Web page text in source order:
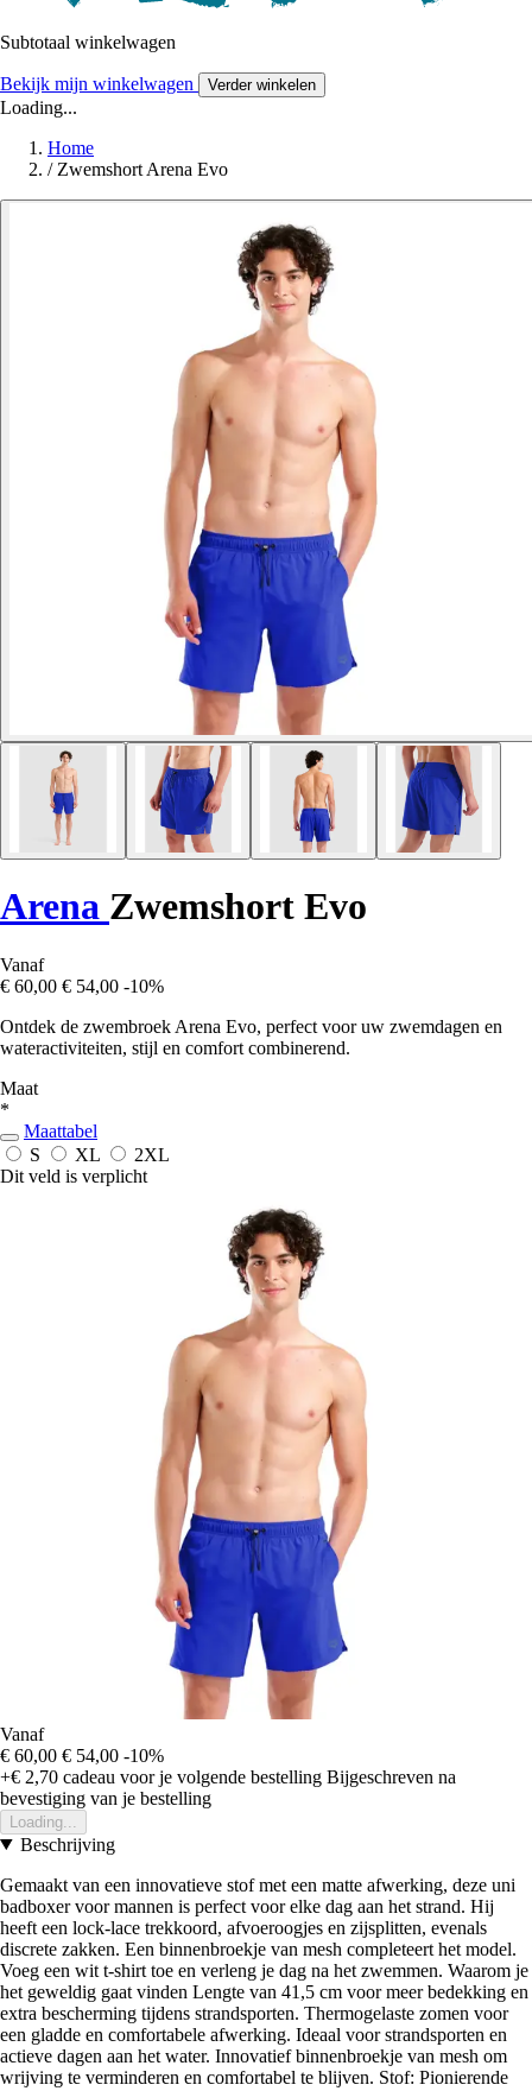
Subtotaal winkelwagen
Bekijk mijn winkelwagen Verder winkelen
Loading...
Home
/ Zwemshort Arena Evo
Arena Zwemshort Evo
Vanaf
€ 60,00 € 54,00 -10%
Ontdek de zwembroek Arena Evo, perfect voor uw zwemdagen en
wateractiviteiten, stijl en comfort combinerend.
Maat
*
Maattabel
S
XL
2XL
Dit veld is verplicht
Vanaf
€ 60,00 € 54,00 -10%
+€ 2,70 cadeau voor je volgende bestelling Bijgeschreven na
bevestiging van je bestelling
Loading...
Beschrijving
Gemaakt van een innovatieve stof met een matte afwerking, deze uni
badboxer voor mannen is perfect voor elke dag aan het strand. Hij
heeft een lock-lace trekkoord, afvoeroogjes en zijsplitten, evenals
discrete zakken. Een binnenbroekje van mesh completeert het model.
Voeg een wit t-shirt toe en verleng je dag na het zwemmen. Waarom je
het geweldig gaat vinden Lengte van 41,5 cm voor meer bedekking en
extra bescherming tijdens strandsporten. Thermogelaste zomen voor
een gladde en comfortabele afwerking. Ideaal voor strandsporten en
actieve dagen aan het water. Innovatief binnenbroekje van mesh om
wrijving te verminderen en comfortabel te blijven. Stof: Pionierende